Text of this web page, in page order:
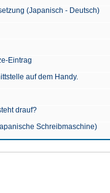
(Japanisch - Deutsch)
Eintrag
auf dem Handy.
drauf?
Schreibmaschine)